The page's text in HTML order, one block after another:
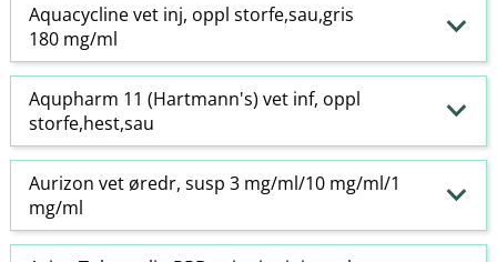
Aquacycline vet inj, oppl storfe,sau,gris
180 mg/ml
Aqupharm 11 (Hartmann's) vet inf, oppl
storfe,hest,sau
Aurizon vet øredr, susp 3 mg/ml/10 mg/ml/1
mg/ml